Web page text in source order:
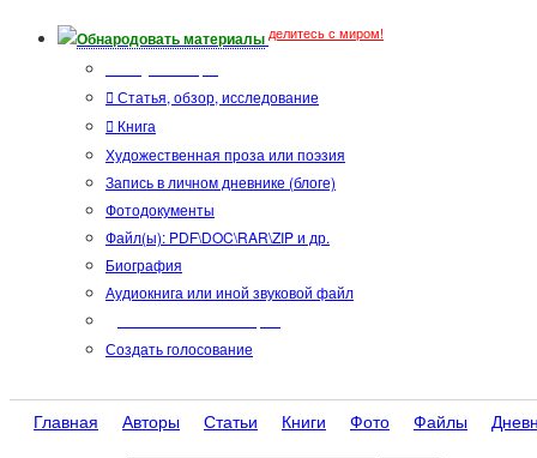
Обнародовать материалы делитесь с миром!
Статья, обзор, исследование
Книга
Художественная проза или поэзия
Запись в личном дневнике (блоге)
Фотодокументы
Файл(ы): PDF\DOC\RAR\ZIP и др.
Биография
Аудиокнига или иной звуковой файл
Создать голосование
Главная Авторы Статьи Книги Фото Файлы